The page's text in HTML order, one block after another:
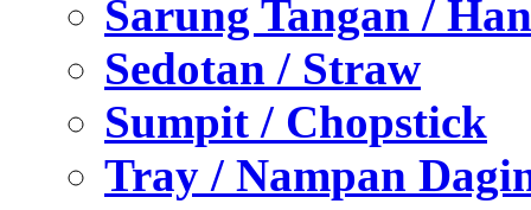
Sarung Tangan /
Sedotan / Straw
Sumpit / Chopstick
Tray / Nampan